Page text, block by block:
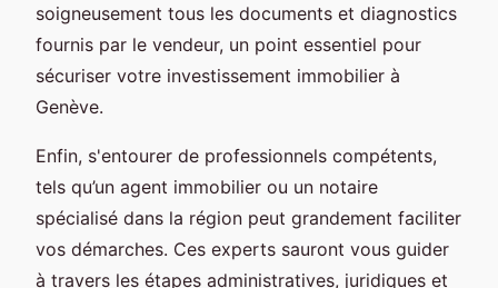
soigneusement tous les documents et diagnostics
fournis par le vendeur, un point essentiel pour
sécuriser votre investissement immobilier à
Genève.
Enfin, s'entourer de professionnels compétents,
tels qu’un agent immobilier ou un notaire
spécialisé dans la région peut grandement faciliter
vos démarches. Ces experts sauront vous guider
à travers les étapes administratives, juridiques et